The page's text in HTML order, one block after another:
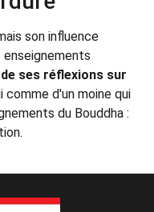
son influence
ses réflexions sur
comme d'un moine qui
du Bouddha :